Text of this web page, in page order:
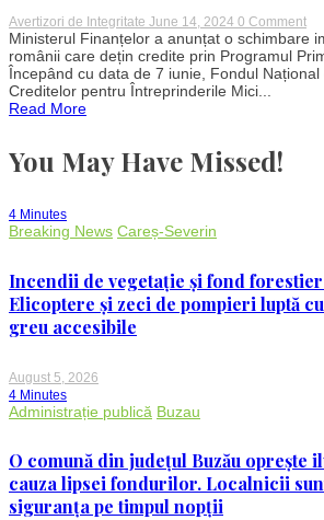
Avertizori de Integritate June 14, 2024 0 Commenton
în
Ministerul Finanțelor a anunțat o schimbare
românii care dețin credite prin Programul
Începând cu data de 7 iunie, Fondul
Creditelor pentru Întreprinderile Mici...
Read More
You May Have Missed!
4 Minutes
Breaking News Careș-Severin
Incendii de vegetație și fond
Elicoptere și zeci de pompieri luptă
greu accesibile
August 5, 2026
4 Minutes
Administrație publică Buzau
O comună din județul Buzău oprește
cauza lipsei fondurilor. Localnicii
siguranța pe timpul nopții